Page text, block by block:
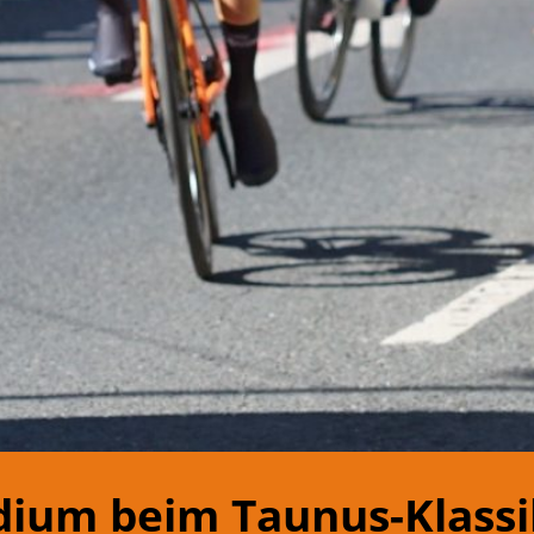
beim Taunus-